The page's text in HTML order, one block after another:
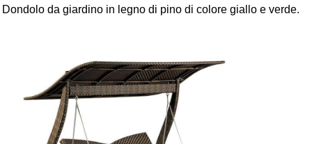
Dondolo da giardino in legno di pino di colore giallo e verde.